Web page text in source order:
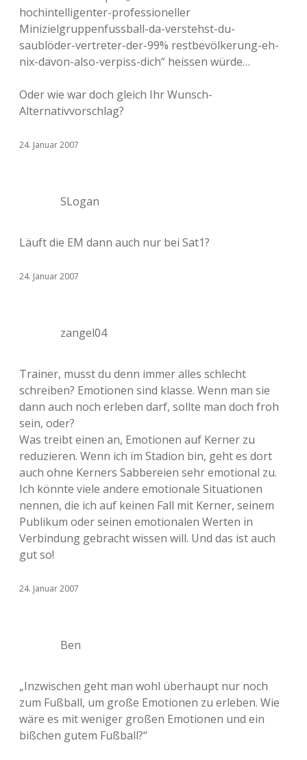
hochintelligenter-professioneller
Minizielgruppenfussball-da-verstehst-du-
saublöder-vertreter-der-99% restbevölkerung-eh-
nix-davon-also-verpiss-dich“ heissen würde…
Oder wie war doch gleich Ihr Wunsch-
Alternativvorschlag?
24. Januar 2007
SLogan
Läuft die EM dann auch nur bei Sat1?
24. Januar 2007
zangel04
Trainer, musst du denn immer alles schlecht
schreiben? Emotionen sind klasse. Wenn man sie
dann auch noch erleben darf, sollte man doch froh
sein, oder?
Was treibt einen an, Emotionen auf Kerner zu
reduzieren. Wenn ich im Stadion bin, geht es dort
auch ohne Kerners Sabbereien sehr emotional zu.
Ich könnte viele andere emotionale Situationen
nennen, die ich auf keinen Fall mit Kerner, seinem
Publikum oder seinen emotionalen Werten in
Verbindung gebracht wissen will. Und das ist auch
gut so!
24. Januar 2007
Ben
„Inzwischen geht man wohl überhaupt nur noch
zum Fußball, um große Emotionen zu erleben. Wie
wäre es mit weniger großen Emotionen und ein
bißchen gutem Fußball?“